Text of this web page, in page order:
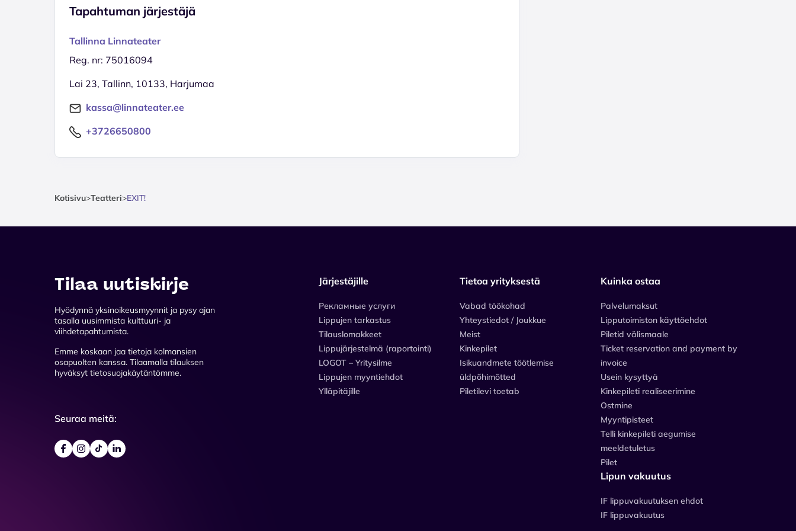
Tapahtuman järjestäjä
Tallinna Linnateater
Reg. nr: 75016094
Lai 23, Tallinn, 10133, Harjumaa
kassa@linnateater.ee
+3726650800
Kotisivu>Teatteri>EXIT!
Tilaa uutiskirje
Hyödynnä yksinoikeusmyynnit ja pysy ajan
tasalla uusimmista kulttuuri- ja
viihdetapahtumista.
Emme koskaan jaa tietoja kolmansien
osapuolten kanssa. Tilaamalla tilauksen
hyväksyt tietosuojakäytäntömme.
Seuraa meitä:
Järjestäjille
Рекламные услуги
Lippujen tarkastus
Tilauslomakkeet
Lippujärjestelmä (raportointi)
LOGOT – Yritysilme
Lippujen myyntiehdot
Ylläpitäjille
Tietoa yrityksestä
Vabad töökohad
Yhteystiedot / Joukkue
Meist
Kinkepilet
Isikuandmete töötlemise
üldpõhimõtted
Piletilevi toetab
Kuinka ostaa
Palvelumaksut
Lipputoimiston käyttöehdot
Piletid välismaale
Ticket reservation and payment by
invoice
Usein kysyttyä
Kinkepileti realiseerimine
Ostmine
Myyntipisteet
Telli kinkepileti aegumise
meeldetuletus
Pilet
Lipun vakuutus
IF lippuvakuutuksen ehdot
IF lippuvakuutus